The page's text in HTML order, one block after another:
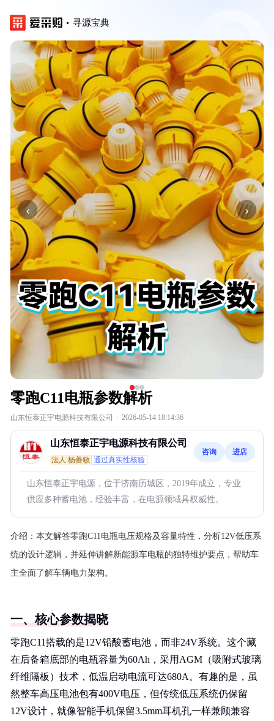
寻源宝典
‹ ›
零跑C11电瓶参数解析
山东恒泰正宇电源科技有限公司 · 2026-05-14 18:14:36
山东恒泰正宇电源科技有限公司
法人:杨善敏 通过真实性核验
咨询 进店
山东恒泰正宇电源，位于济南历城区，2019年成立，专业
供应多种蓄电池，经验丰富，在电源领域具权威性。
介绍： 本文解答零跑C11电瓶电压规格及容量特性，分析12V低压系
统的设计逻辑，并延伸讲解新能源车电瓶的独特维护要点，帮助车
主全面了解车辆电力架构。
一、核心参数揭晓
零跑C11搭载的是12V铅酸蓄电池，而非24V系统。这个藏
在后备箱底部的电瓶容量为60Ah，采用AGM（吸附式玻璃
纤维隔板）技术，低温启动电流可达680A。有趣的是，虽
然整车高压电池包有400V电压，但传统低压系统仍保留
12V设计，就像智能手机保留3.5mm耳机孔一样兼顾兼容